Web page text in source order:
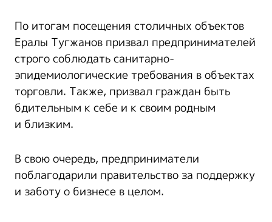
По итогам посещения столичных объектов
Ералы Тугжанов призвал предпринимателей
строго соблюдать санитарно-
эпидемиологические требования в объектах
торговли. Также, призвал граждан быть
бдительным к себе и к своим родным
и близким.
В свою очередь, предприниматели
поблагодарили правительство за поддержку
и заботу о бизнесе в целом.